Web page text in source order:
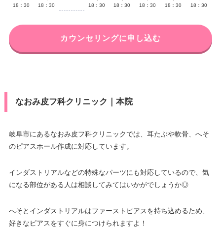
18：30
18：30
18：30
18：30
18：30
18：30
18：30
カウンセリングに申し込む
なおみ皮フ科クリニック｜本院
岐阜市にあるなおみ皮フ科クリニックでは、耳たぶや軟骨、へそ
のピアスホール作成に対応しています。
インダストリアルなどの特殊なパーツにも対応しているので、気
になる部位がある人は相談してみてはいかがでしょうか◎
へそとインダストリアルはファーストピアスを持ち込めるため、
好きなピアスをすぐに身につけられますよ！